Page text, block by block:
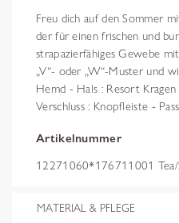
Freu dich auf den Sommer
der für einen frischen und
strapazierfähiges Gewebe
„V“- oder „W“-Muster und
Hemd - Hals : Resort
Verschluss : Knopfleiste -
Artikelnummer
12271060*176711001 Tea/
MATERIAL & PFLEGE